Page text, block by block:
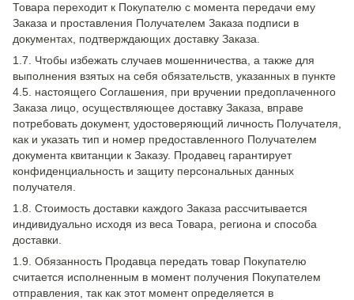
Товара переходит к Покупателю с момента передачи ему
Заказа и проставления Получателем Заказа подписи в
документах, подтверждающих доставку Заказа.
1.7. Чтобы избежать случаев мошенничества, а также для
выполнения взятых на себя обязательств, указанных в пункте
4.5. настоящего Соглашения, при вручении предоплаченного
Заказа лицо, осуществляющее доставку Заказа, вправе
потребовать документ, удостоверяющий личность Получателя,
как и указать тип и номер предоставленного Получателем
документа квитанции к Заказу. Продавец гарантирует
конфиденциальность и защиту персональных данных
получателя.
1.8. Стоимость доставки каждого Заказа рассчитывается
индивидуально исходя из веса Товара, региона и способа
доставки.
1.9. Обязанность Продавца передать товар Покупателю
считается исполненным в момент получения Покупателем
отправления, так как этот момент определяется в